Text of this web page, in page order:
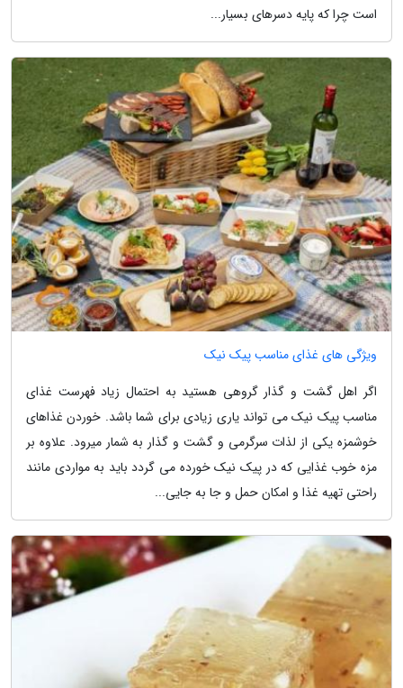
است چرا که پایه دسرهای بسیار...
ویژگی های غذای مناسب پیک نیک
اگر اهل گشت و گذار گروهی هستید به احتمال زیاد فهرست غذای
مناسب پیک نیک می تواند یاری زیادی برای شما باشد. خوردن غذاهای
خوشمزه یکی از لذات سرگرمی و گشت و گذار به شمار میرود. علاوه بر
مزه خوب غذایی که در پیک نیک خورده می گردد باید به مواردی مانند
راحتی تهیه غذا و امکان حمل و جا به جایی...